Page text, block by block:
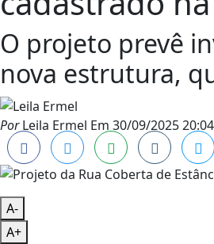
O projeto prevê
nova estrutura,
PorLeila Ermel Em 30/09/2025 20:04
A-
A+